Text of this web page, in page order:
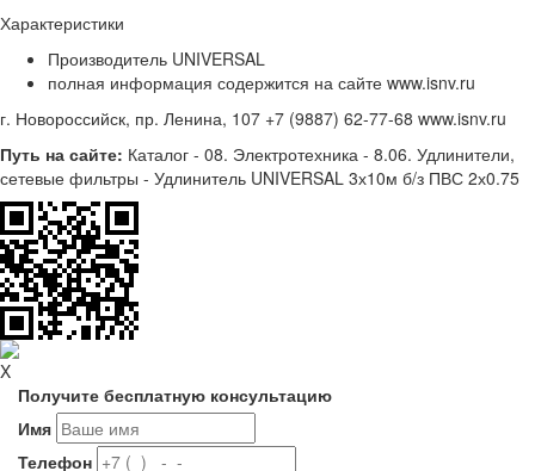
Характеристики
Производитель UNIVERSAL
полная информация содержится на сайте www.isnv.ru
г. Новороссийск, пр. Ленина, 107 +7 (9887) 62-77-68 www.isnv.ru
Путь на сайте: Каталог - 08. Электротехника - 8.06. Удлинители,
сетевые фильтры - Удлинитель UNIVERSAL 3х10м б/з ПВС 2х0.75
X
Получите бесплатную консультацию
Имя
Телефон